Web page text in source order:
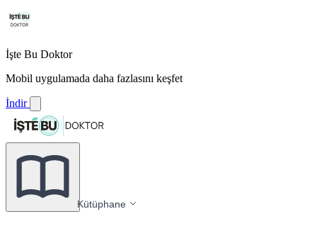
İşte Bu Doktor
Mobil uygulamada daha fazlasını keşfet
İndir
Kütüphane